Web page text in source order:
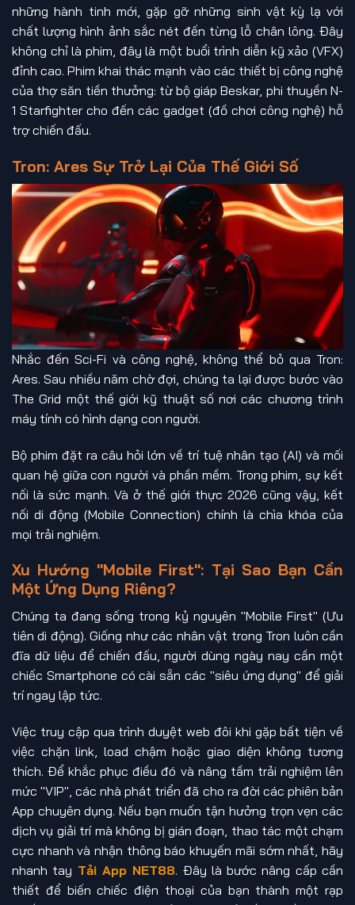
những hành tinh mới, gặp gỡ những sinh vật kỳ lạ với
chất lượng hình ảnh sắc nét đến từng lỗ chân lông. Đây
không chỉ là phim, đây là một buổi trình diễn kỹ xảo (VFX)
đỉnh cao. Phim khai thác mạnh vào các thiết bị công nghệ
của thợ săn tiền thưởng: từ bộ giáp Beskar, phi thuyền N-
1 Starfighter cho đến các gadget (đồ chơi công nghệ) hỗ
trợ chiến đấu.
Tron: Ares Sự Trở Lại Của Thế Giới Số
Nhắc đến Sci-Fi và công nghệ, không thể bỏ qua Tron:
Ares. Sau nhiều năm chờ đợi, chúng ta lại được bước vào
The Grid một thế giới kỹ thuật số nơi các chương trình
máy tính có hình dạng con người.
Bộ phim đặt ra câu hỏi lớn về trí tuệ nhân tạo (AI) và mối
quan hệ giữa con người và phần mềm. Trong phim, sự kết
nối là sức mạnh. Và ở thế giới thực 2026 cũng vậy, kết
nối di động (Mobile Connection) chính là chìa khóa của
mọi trải nghiệm.
Xu Hướng "Mobile First": Tại Sao Bạn Cần
Một Ứng Dụng Riêng?
Chúng ta đang sống trong kỷ nguyên "Mobile First" (Ưu
tiên di động). Giống như các nhân vật trong Tron luôn cần
đĩa dữ liệu để chiến đấu, người dùng ngày nay cần một
chiếc Smartphone có cài sẵn các "siêu ứng dụng" để giải
trí ngay lập tức.
Việc truy cập qua trình duyệt web đôi khi gặp bất tiện về
việc chặn link, load chậm hoặc giao diện không tương
thích. Để khắc phục điều đó và nâng tầm trải nghiệm lên
mức "VIP", các nhà phát triển đã cho ra đời các phiên bản
App chuyên dụng. Nếu bạn muốn tận hưởng trọn vẹn các
dịch vụ giải trí mà không bị gián đoạn, thao tác một chạm
cực nhanh và nhận thông báo khuyến mãi sớm nhất, hãy
nhanh tay Tải App NET88. Đây là bước nâng cấp cần
thiết để biến chiếc điện thoại của bạn thành một rạp